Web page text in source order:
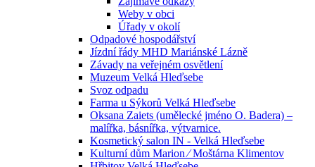
Weby v obci
Úřady v okolí
Odpadové hospodářství
Jízdní řády MHD Mariánské Lázně
Závady na veřejném osvětlení
Muzeum Velká Hleďsebe
Svoz odpadu
Farma u Sýkorů Velká Hleďsebe
Oksana Zaiets (umělecké jméno O. Badera) –
malířka, básnířka, výtvarnice.
Kosmetický salon IN - Velká Hleďsebe
Kulturní dům Marion ⁄ Moštárna Klimentov